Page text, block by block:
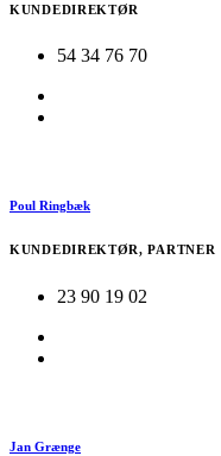
KUNDEDIREKTØR
54 34 76 70
Poul Ringbæk
KUNDEDIREKTØR, PARTNER
23 90 19 02
Jan Grænge